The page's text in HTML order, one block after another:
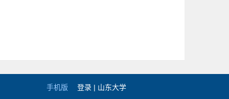
手机版 登录 | 山东大学